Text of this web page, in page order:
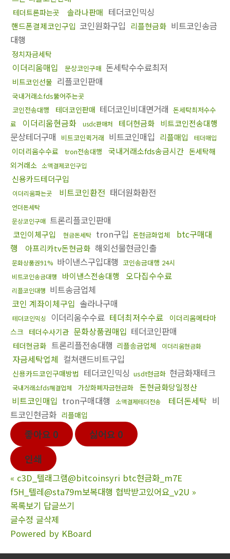
테더트론파는곳 솔라나판매 테더코인믹싱
핸드폰결제코인구입 코인원화구입 리플현금화 비트코인송금
대행
정치자금세탁
이더리움매입 문상코인구매 돈세탁수수료최저
비트코인선물 리플코인판매
국내거래소fds뚫어주는곳
코인전송대행
테더코인판매 테더코인비대면거래 돈세탁최저수수
료
이더리움현금화 usdc판매처 테더현금화 비트코인전송대행
문상테더구매 비트코인퀵거래 비트코인매입 리플매입 테더매입
이더리움수수료 tron전송대행 국내거래소fds송금시간 돈세탁해
외거래소 소액결제코인구입
신용카드테더구입
이더리움파는곳 비트코인환전 태더원화환전
언더돈세탁
문상코인구매 트론리플코인판매
코인이체구입 현금돈세탁 tron구입 돈현금화업체
btc구매대
행
아프리카tv돈현금화 해외선물현금인출
문화상품권91% 바이낸스구입대행 코인송금대행 24시
비트코인송금대행 바이낸스전송대행 오다집수수료
리플코인대행 비트송금업체
코인 계좌이체구입 솔라나구매
테더코인믹싱 이더리움수수료 테더최저수수료
이더리움메타마
스크 테더수사기관 문화상품권매입 테더코인판매
테더현금화 트론리플전송대행 리플송금업체 이더리움현금화
자금세탁업체 컬쳐랜드비트구입
신용카드코인구매방법 테더코인믹싱 usdt현금화 현금화재테크
국내거래소fds해결업체 가상화폐자금현금화 돈현금화당일정산
비트코인매입 tron구매대행 소액결제테더전송 테더돈세탁 비
트코인현금화 리플매입
좋아요 0 싫어요 0
인쇄
« c3D_텔래그램@bitcoinsyri btc현금화_m7E
f5H_텔레@sta79m보복대행 협박받고있어요_v2U »
목록보기 답글쓰기
글수정 글삭제
Powered by KBoard